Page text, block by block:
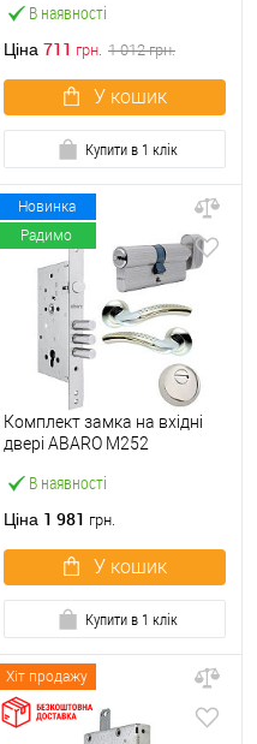
В наявності
Ціна 711 грн. 1 012грн.
У кошик
Купити в 1 клік
Новинка
Радимо
В наявності
Комплект замка на вхідні
двері ABARO M252
B100, протектором і
Ціна 1 981 грн.
У кошик
Купити в 1 клік
Хіт продажу